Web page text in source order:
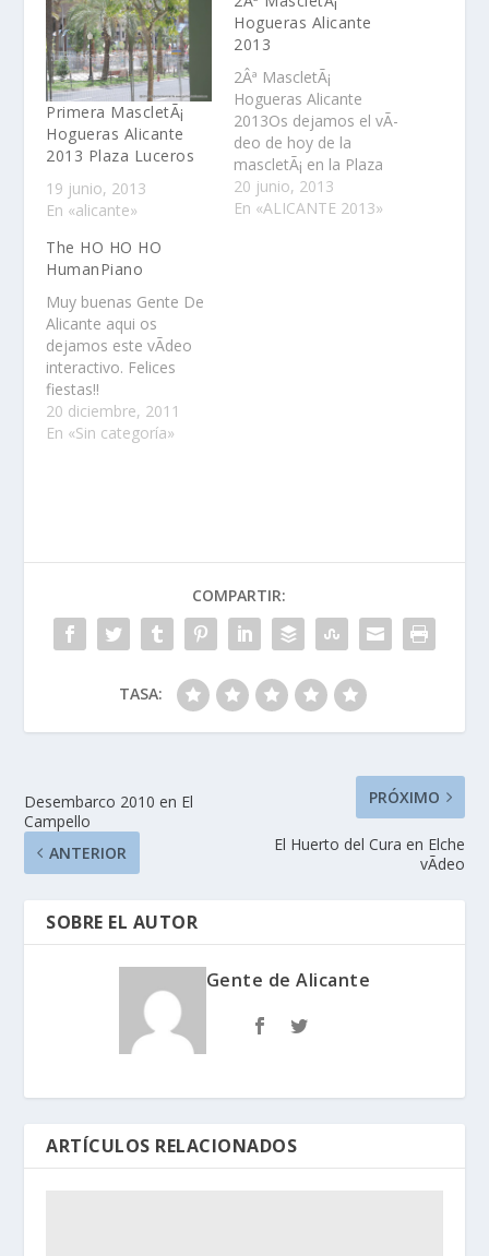
Primera MascletÃ¡
Hogueras Alicante
2013 Plaza Luceros
19 junio, 2013
En «alicante»
Hogueras Alicante
2013
2Âª MascletÃ¡
Hogueras Alicante
2013Os dejamos el vÃ­
deo de hoy de la
mascletÃ¡ en la Plaza
de los Luceros,
Alicante.Si te ha
20 junio, 2013
En «ALICANTE 2013»
The HO HO HO
HumanPiano
Muy buenas Gente De
Alicante aqui os
dejamos este vÃ­deo
interactivo. Felices
fiestas!!
20 diciembre, 2011
En «Sin categoría»
COMPARTIR:
TASA:
Desembarco 2010 en El
Campello
ANTERIOR
PRÓXIMO
El Huerto del Cura en Elche
vÃ­deo
SOBRE EL AUTOR
Gente de Alicante
ARTÍCULOS RELACIONADOS